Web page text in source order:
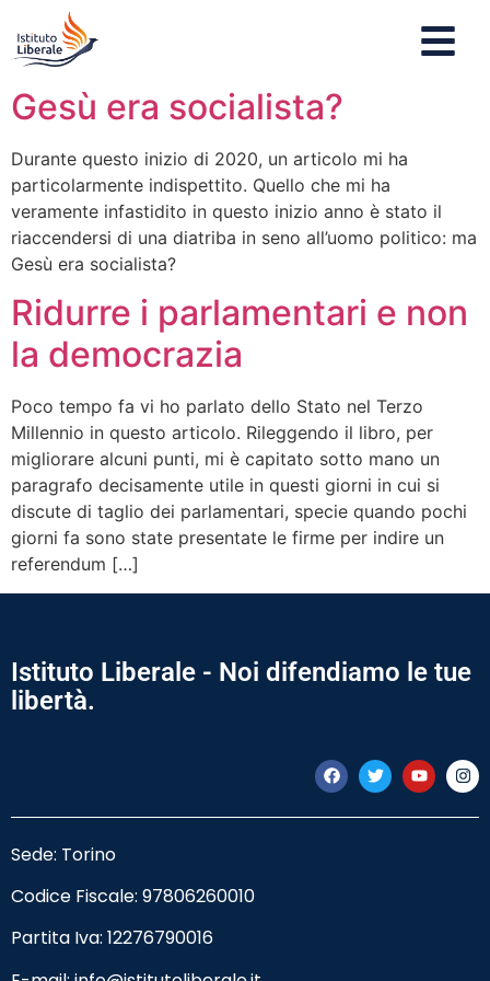
Gesù era socialista?
Durante questo inizio di 2020, un articolo mi ha
particolarmente indispettito. Quello che mi ha
veramente infastidito in questo inizio anno è stato il
riaccendersi di una diatriba in seno all’uomo politico: ma
Gesù era socialista?
Ridurre i parlamentari e non
la democrazia
Poco tempo fa vi ho parlato dello Stato nel Terzo
Millennio in questo articolo. Rileggendo il libro, per
migliorare alcuni punti, mi è capitato sotto mano un
paragrafo decisamente utile in questi giorni in cui si
discute di taglio dei parlamentari, specie quando pochi
giorni fa sono state presentate le firme per indire un
referendum […]
Istituto Liberale - Noi difendiamo le tue
libertà.
Sede: Torino
Codice Fiscale: 97806260010
Partita Iva: 12276790016